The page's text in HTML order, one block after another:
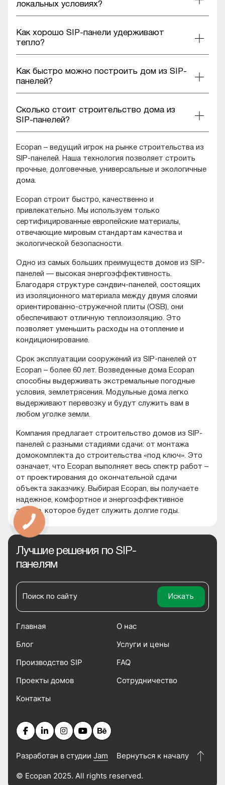
локальных условиях?
Как хорошо SIP-панели удерживают
тепло?
Как быстро можно построить дом из SIP-
панелей?
Сколько стоит строительство дома из
SIP-панелей?
Ecopan – ведущий игрок на рынке строительства из
SIP-панелей. Наша технология позволяет строить
прочные, долговечные, универсальные и экологичные
дома.
Ecopan строит быстро, качественно и
привлекательно. Мы используем только
сертифицированные европейские материалы,
отвечающие мировым стандартам качества и
экологической безопасности.
Одно из самых больших преимуществ домов из SIP-
панелей — высокая энергоэффективность.
Благодаря структуре сэндвич-панелей, состоящих
из изоляционного материала между двумя слоями
ориентированно-стружечной плиты (OSB), они
обеспечивают отличную теплоизоляцию. Это
позволяет уменьшить расходы на отопление и
кондиционирование.
Срок эксплуатации сооружений из SIP-панелей от
Ecopan – более 60 лет. Возведенные дома Ecopan
способны выдерживать экстремальные погодные
условия, землетрясения. Модульные дома легко
выдерживают перевозку и будут служить вам в
любом уголке земли.
Компания предлагает строительство домов из SIP-
панелей с разными стадиями сдачи: от монтажа
домокомплекта до строительства «под ключ». Это
означает, что Ecopan выполняет весь спектр работ –
от проектирования до окончательной сдачи
объекта заказчику. Выбирая Ecopan, вы получаете
надежное, комфортное и энергоэффективное
здание, которое будет служить долгие годы.
Лучшие решения по SIP-
панелям
Главная
О нас
Блог
Услуги и цены
Производство SIP
FAQ
Проекты домов
Сотрудничество
Контакты
Разработан в студии Jam Вернуться к началу
© Ecopan 2025. All rights reserved.